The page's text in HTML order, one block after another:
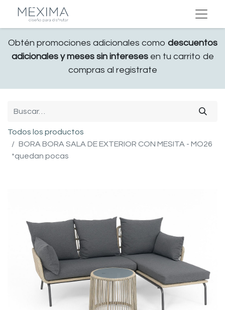
Obtén promociones adicionales como descuentos
adicionales y meses sin interesesen tu carrito de
compras al registrate
Todos los productos
BORA BORA SALA DE EXTERIOR CON MESITA - MO26
*quedan pocas